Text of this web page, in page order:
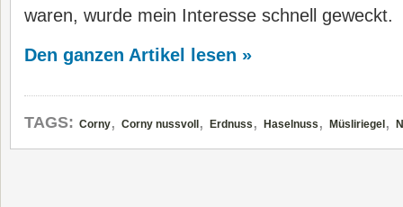
waren, wurde mein Interesse schnell geweckt.
Den ganzen Artikel lesen »
TAGS: Corny, Corny nussvoll , Erdnuss , Haselnuss , Müsliriegel ,